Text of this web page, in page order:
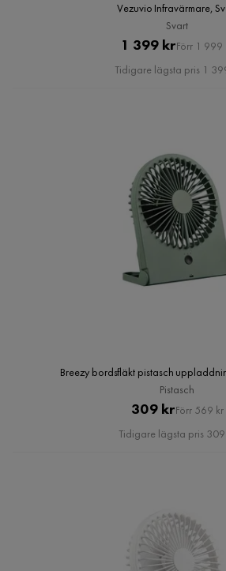
Vezuvio Infravärmare,
Svart
Pris
1 399 krOriginal
Pris
Förr 1 999
Tidigare lägsta pris 1
Breezy bordsfläkt pistasch
Pistasch
Pris
309 krOriginal
Pris
Förr 569 kr
Tidigare lägsta pris